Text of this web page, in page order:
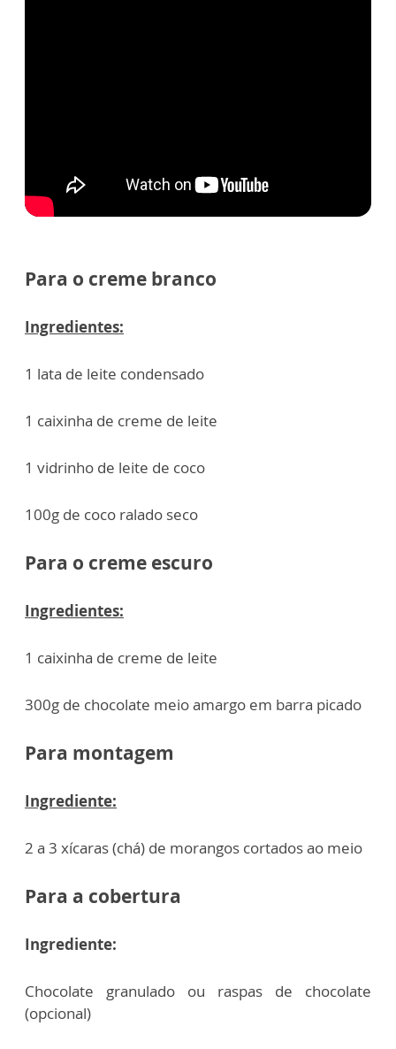
Para o creme branco
Ingredientes:
1 lata de leite condensado
1 caixinha de creme de leite
1 vidrinho de leite de coco
100g de coco ralado seco
Para o creme escuro
Ingredientes:
1 caixinha de creme de leite
300g de chocolate meio amargo em barra picado
Para montagem
Ingrediente:
2 a 3 xícaras (chá) de morangos cortados ao meio
Para a cobertura
Ingrediente:
Chocolate granulado ou raspas de chocolate
(opcional)